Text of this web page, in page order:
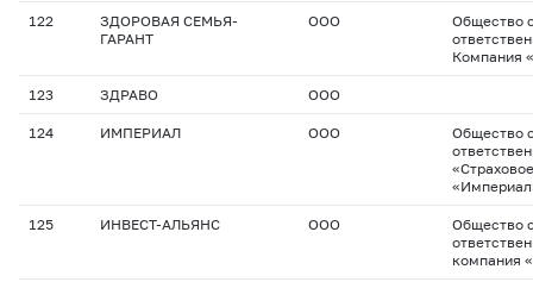
122
ЗДОРОВАЯ СЕМЬЯ-
ГАРАНТ
ООО
Общество
Компания
123 ЗДРАВО ООО
124 ИМПЕРИАЛ ООО
Общество
125 ИНВЕСТ-АЛЬЯНС ООО
Общество
компания